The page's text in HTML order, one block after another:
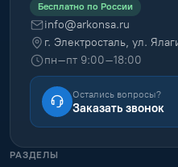
Бесплатно по России
info@arkonsa.ru
г. Электросталь, ул.
пн–пт 9:00–18:00
Остались вопросы?
Заказать звонок
РАЗДЕЛЫ